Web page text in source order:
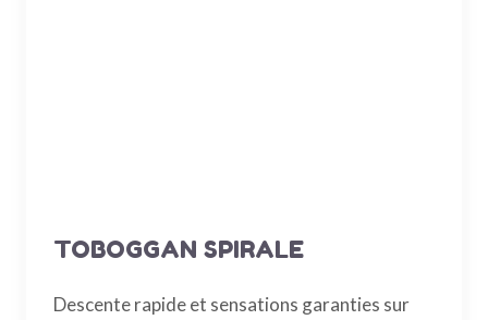
TOBOGGAN SPIRALE
Descente rapide et sensations garanties sur